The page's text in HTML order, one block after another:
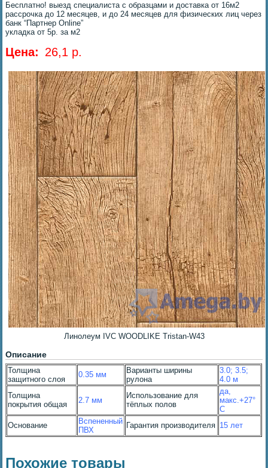
Бесплатно! выезд специалиста с образцами и доставка от 16м2
рассрочка до 12 месяцев, и до 24 месяцев для физических лиц через
банк “Партнер Online”
укладка от 5р. за м2
Цена: 26,1 p.
Линолеум IVC WOODLIKE Tristan-W43
Описание
Толщина
защитного слоя
0.35 мм
Варианты ширины
рулона
3.0; 3.5;
4.0 м
Толщина
покрытия общая
2.7 мм
Использование для
тёплых полов
да,
макс.+27°
С
Основание
Вспененный
ПВХ
Гарантия производителя 15 лет
Похожие товары